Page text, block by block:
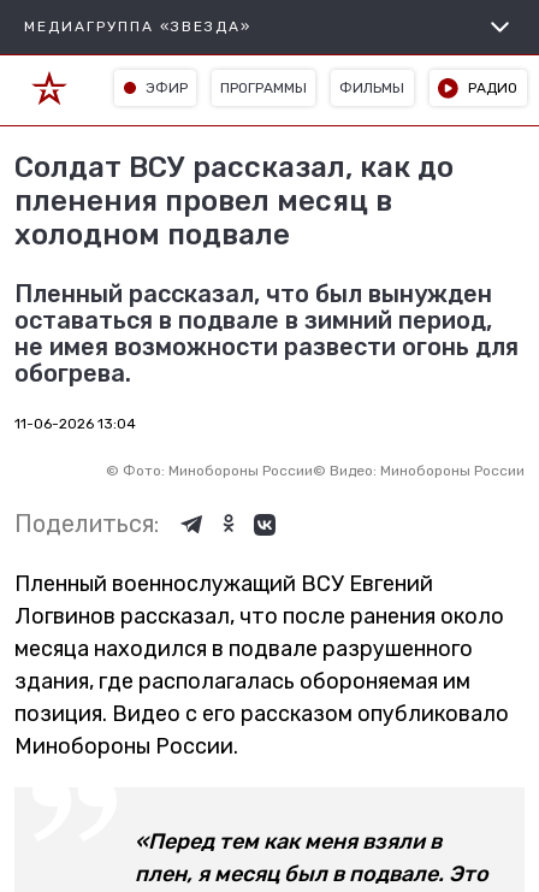
МЕДИАГРУППА «ЗВЕЗДА»
ЭФИР ПРОГРАММЫ ФИЛЬМЫ РАДИО
Солдат ВСУ рассказал, как до
пленения провел месяц в
холодном подвале
Пленный рассказал, что был вынужден
оставаться в подвале в зимний период,
не имея возможности развести огонь для
обогрева.
11-06-2026 13:04
© Фото: Минобороны России© Видео: Минобороны России
Поделиться:
Пленный военнослужащий ВСУ Евгений
Логвинов рассказал, что после ранения около
месяца находился в подвале разрушенного
здания, где располагалась обороняемая им
позиция. Видео с его рассказом опубликовало
Минобороны России.
«Перед тем как меня взяли в
плен, я месяц был в подвале. Это